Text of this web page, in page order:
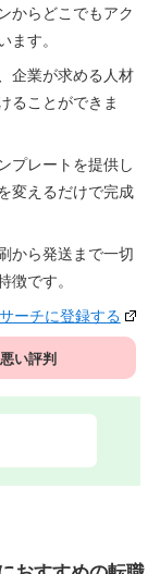
からどこでもアク
す。
企業が求める人材
ることができま
プレートを提供し
変えるだけで完成
から発送まで一切
です。
ーチに登録する
悪い評判